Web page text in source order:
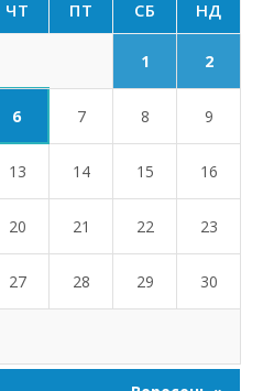
ЧТ ПТ СБ НД
1 2
6 7 8 9
13 14 15 16
20 21 22 23
27 28 29 30